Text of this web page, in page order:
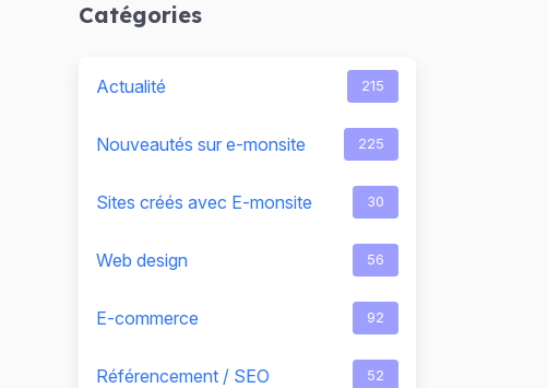
Catégories
Actualité 215
Nouveautés sur e-monsite 225
Sites créés avec E-monsite 30
Web design 56
E-commerce 92
Référencement / SEO 52